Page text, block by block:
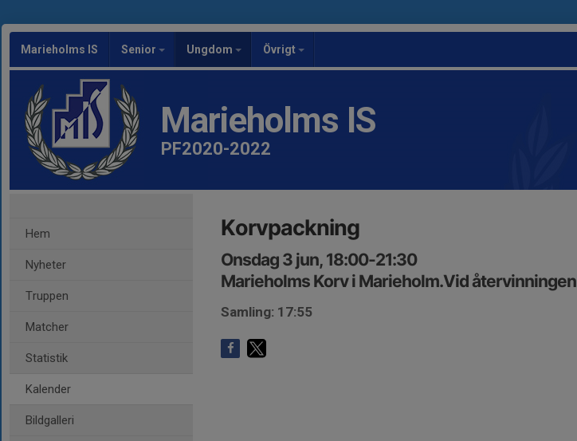
Marieholms IS Senior Ungdom Övrigt
Marieholms IS
PF2020-2022
Hem
Nyheter
Truppen
Matcher
Statistik
Kalender
Bildgalleri
Korvpackning
Onsdag 3 jun, 18:00-21:30
Marieholms Korv i Marieholm.Vid återvinningen
Samling: 17:55